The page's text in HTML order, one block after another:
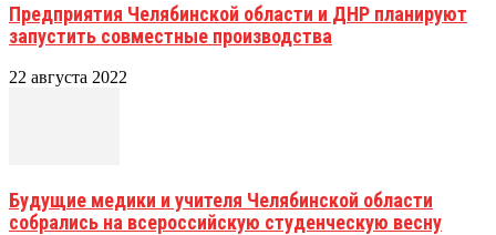
Предприятия Челябинской области и ДНР планируют
запустить совместные производства
22 августа 2022
Будущие медики и учителя Челябинской области
собрались на всероссийскую студенческую весну